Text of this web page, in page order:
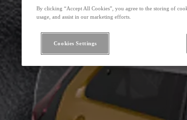
By clicking “Accept All Cookies”, you agree to the storing of
usage, and assist in our marketing efforts.
Cookies Settings